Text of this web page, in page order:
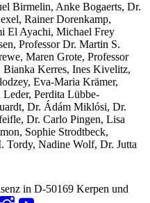
Birmelin, Anke Bogaerts, Dr.
Rainer Dorenkamp,
El Ayachi, Michael Frey
Professor Dr. Martin S.
Maren Grote, Professor
Kerres, Ines Kivelitz,
Eva-Maria Krämer,
Perdita Lübbe-
Dr. Ádám Miklósi, Dr.
Dr. Carlo Pingen, Lisa
Sophie Strodtbeck,
Tordy, Nadine Wolf, Dr. Jutta
in D-50169 Kerpen und